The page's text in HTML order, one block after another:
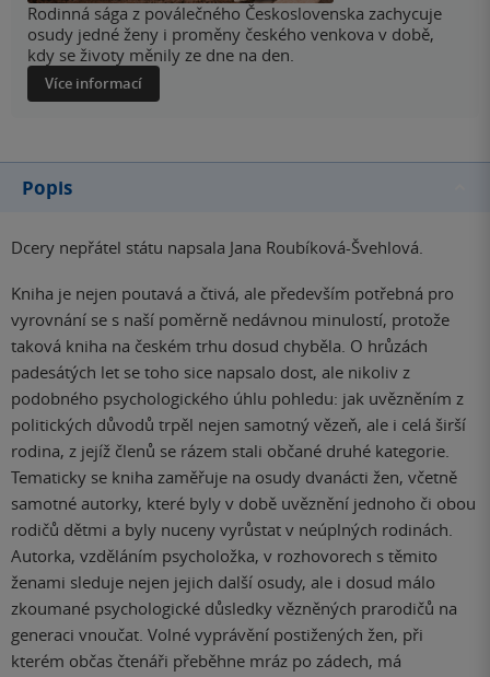
Rodinná sága z poválečného Československa zachycuje
osudy jedné ženy i proměny českého venkova v době,
kdy se životy měnily ze dne na den.
Více informací
Popis
Dcery nepřátel státu napsala Jana Roubíková-Švehlová.
Kniha je nejen poutavá a čtivá, ale především potřebná pro
vyrovnání se s naší poměrně nedávnou minulostí, protože
taková kniha na českém trhu dosud chyběla. O hrůzách
padesátých let se toho sice napsalo dost, ale nikoliv z
podobného psychologického úhlu pohledu: jak uvězněním z
politických důvodů trpěl nejen samotný vězeň, ale i celá širší
rodina, z jejíž členů se rázem stali občané druhé kategorie.
Tematicky se kniha zaměřuje na osudy dvanácti žen, včetně
samotné autorky, které byly v době uvěznění jednoho či obou
rodičů dětmi a byly nuceny vyrůstat v neúplných rodinách.
Autorka, vzděláním psycholožka, v rozhovorech s těmito
ženami sleduje nejen jejich další osudy, ale i dosud málo
zkoumané psychologické důsledky vězněných prarodičů na
generaci vnoučat. Volné vyprávění postižených žen, při
kterém občas čtenáři přeběhne mráz po zádech, má